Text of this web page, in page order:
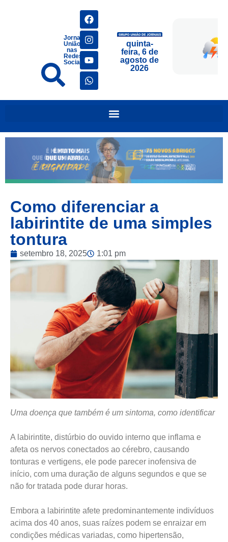
Jornais
União
nas
Redes
Sociais
quinta-
feira, 6 de
agosto de
2026
Como diferenciar a
labirintite de uma simples
tontura
setembro 18, 2025 1:01 pm
Uma doença que também é um sintoma, como identificar
A labirintite, distúrbio do ouvido interno que inflama e
afeta os nervos conectados ao cérebro, causando
tonturas e vertigens, ele pode parecer inofensiva de
início, com uma duração de alguns segundos e que se
não for tratada pode durar horas.
Embora a labirintite afete predominantemente indivíduos
acima dos 40 anos, suas raízes podem se enraizar em
condições médicas variadas, como hipertensão,